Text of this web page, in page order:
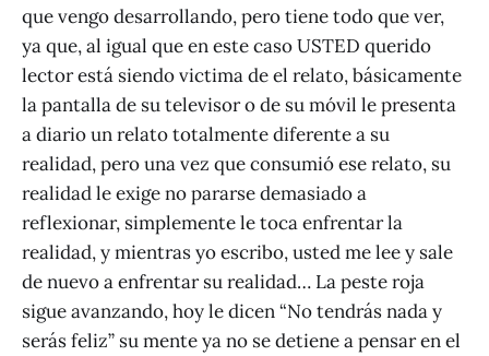
que vengo desarrollando, pero tiene todo que ver,
ya que, al igual que en este caso USTED querido
lector está siendo victima de el relato, básicamente
la pantalla de su televisor o de su móvil le presenta
a diario un relato totalmente diferente a su
realidad, pero una vez que consumió ese relato, su
realidad le exige no pararse demasiado a
reflexionar, simplemente le toca enfrentar la
realidad, y mientras yo escribo, usted me lee y sale
de nuevo a enfrentar su realidad… La peste roja
sigue avanzando, hoy le dicen “No tendrás nada y
serás feliz” su mente ya no se detiene a pensar en el